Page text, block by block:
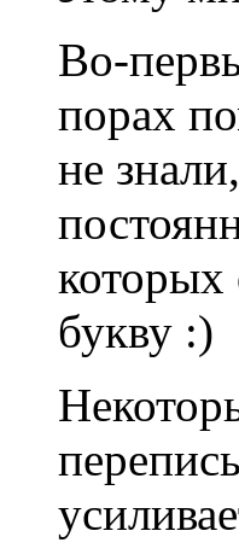
Во-
порах
не
которых
букву :)